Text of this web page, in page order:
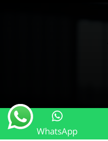
WhatsApp